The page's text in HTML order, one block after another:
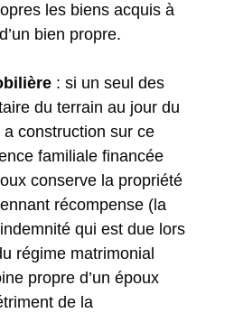
les biens acquis à
bien propre.
: si un seul des
du terrain au jour du
a construction sur ce
familiale financée
conserve la propriété
récompense (la
qui est due lors
régime matrimonial
propre d’un époux
de la